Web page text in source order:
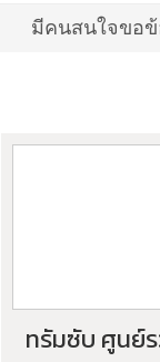
มีคนสนใจขอ
ทรัมซับ ศูนย์